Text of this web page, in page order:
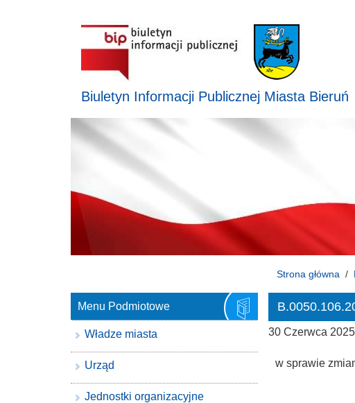
Biuletyn Informacji Publicznej Miasta Bieruń
Strona główna
30 Czerwca 2025
w sprawie
Menu Podmiotowe
Władze miasta
Urząd
Jednostki organizacyjne